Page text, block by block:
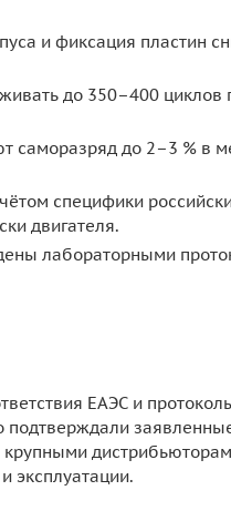
и фиксация пластин
до 350–400 циклов
саморазряд до 2–3 % в
специфики
двигателя.
лабораторными
ЕАЭС и
крупными
эксплуатации.